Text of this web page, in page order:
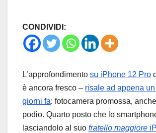
CONDIVIDI:
L’approfondimento su iPhone 12 Pro
è ancora fresco – risale ad appena
giorni fa: fotocamera promossa,
podio. Quarto posto che lo
lasciandolo al suo fratello maggiore